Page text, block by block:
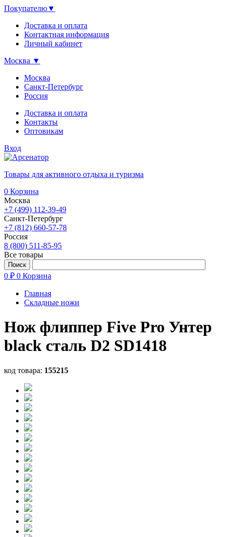
Покупателю▼
Доставка и оплата
Контактная информация
Личный кабинет
Москва ▼
Москва
Санкт-Петербург
Россия
Доставка и оплата
Контакты
Оптовикам
Вход
Товары для активного отдыха и туризма
0 Корзина
Москва
+7 (499) 112-39-49
Санкт-Петербург
+7 (812) 660-57-78
Россия
8 (800) 511-85-95
Все товары
0 ₽ 0 Корзина
Главная
Складные ножи
Нож флиппер Five Pro Унтер
black сталь D2 SD1418
код товара: 155215